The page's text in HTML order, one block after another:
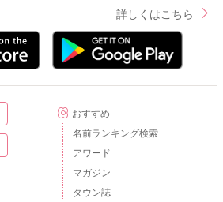
詳しくはこちら
おすすめ
名前ランキング検索
アワード
マガジン
タウン誌